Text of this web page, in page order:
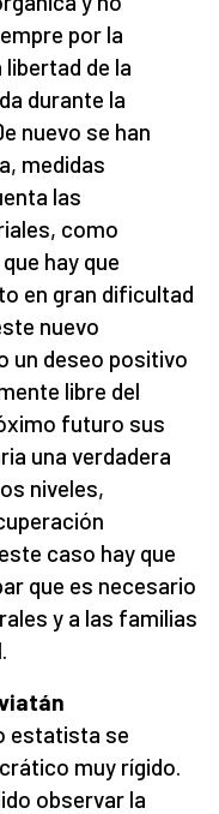
por la
de la
durante la
nuevo se han
medidas
las
como
hay que
en gran dificultad
nuevo
un deseo positivo
libre del
futuro sus
una verdadera
niveles,
caso hay que
que es necesario
y a las familias
estatista se
muy rígido.
observar la